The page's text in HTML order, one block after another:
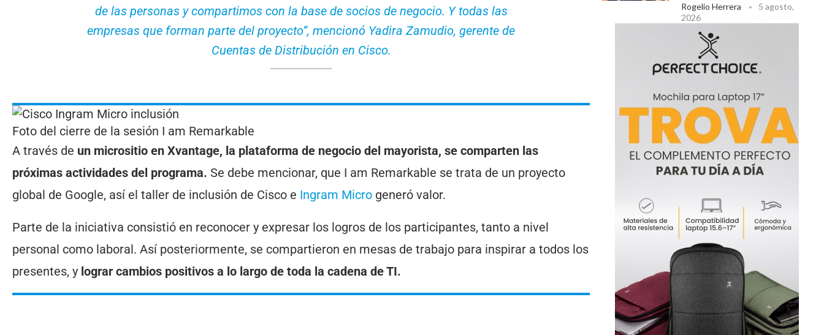
de las personas y compartimos con la base de socios de negocio. Y todas las
empresas que forman parte del proyecto”, mencionó Yadira Zamudio, gerente de
Cuentas de Distribución en Cisco.
Foto del cierre de la sesión I am Remarkable
A través de un micrositio en Xvantage, la plataforma de negocio del mayorista, se comparten las
próximas actividades del programa. Se debe mencionar, que I am Remarkable se trata de un proyecto
global de Google, así el taller de inclusión de Cisco e Ingram Micro generó valor.
Parte de la iniciativa consistió en reconocer y expresar los logros de los participantes, tanto a nivel
personal como laboral. Así posteriormente, se compartieron en mesas de trabajo para inspirar a todos los
presentes, y lograr cambios positivos a lo largo de toda la cadena de TI.
Rogelio Herrera
5 agosto,
2026